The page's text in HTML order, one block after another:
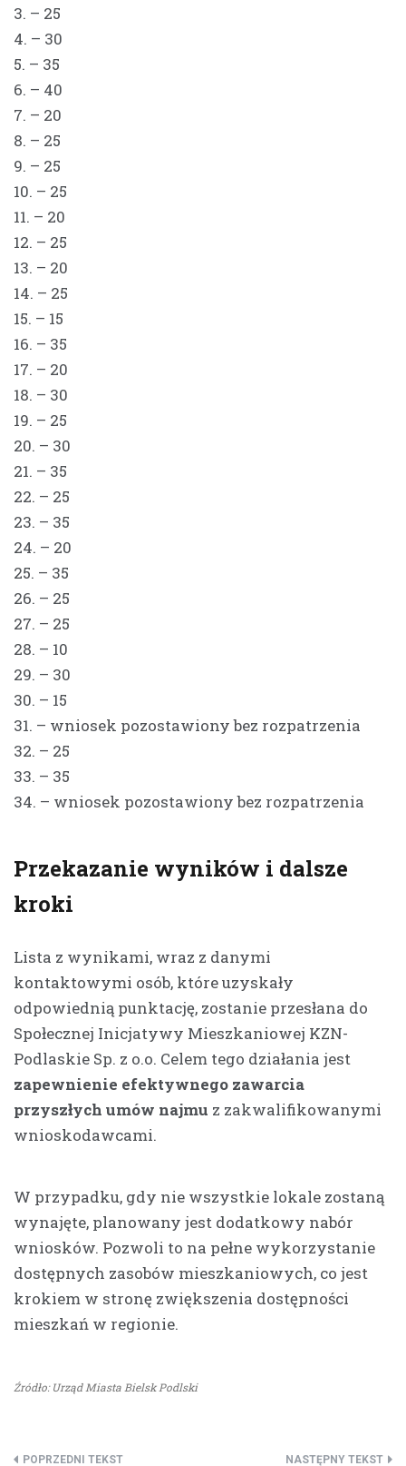
3. – 25
4. – 30
5. – 35
6. – 40
7. – 20
8. – 25
9. – 25
10. – 25
11. – 20
12. – 25
13. – 20
14. – 25
15. – 15
16. – 35
17. – 20
18. – 30
19. – 25
20. – 30
21. – 35
22. – 25
23. – 35
24. – 20
25. – 35
26. – 25
27. – 25
28. – 10
29. – 30
30. – 15
31. – wniosek pozostawiony bez rozpatrzenia
32. – 25
33. – 35
34. – wniosek pozostawiony bez rozpatrzenia
Przekazanie wyników i dalsze
kroki
Lista z wynikami, wraz z danymi
kontaktowymi osób, które uzyskały
odpowiednią punktację, zostanie przesłana do
Społecznej Inicjatywy Mieszkaniowej KZN-
Podlaskie Sp. z o.o. Celem tego działania jest
zapewnienie efektywnego zawarcia
przyszłych umów najmu z zakwalifikowanymi
wnioskodawcami.
W przypadku, gdy nie wszystkie lokale zostaną
wynajęte, planowany jest dodatkowy nabór
wniosków. Pozwoli to na pełne wykorzystanie
dostępnych zasobów mieszkaniowych, co jest
krokiem w stronę zwiększenia dostępności
mieszkań w regionie.
Źródło: Urząd Miasta Bielsk Podlski